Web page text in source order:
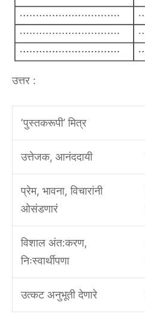
उत्तर :
‘पुस्तकरूपी’ मित्र
उत्तेजक, आनंददायी
प्रेम, भावना, विचारांनी
ओसंडणारं
विशाल अंत:करण,
निःस्वार्थीपणा
उत्कट अनुभूती देणारे